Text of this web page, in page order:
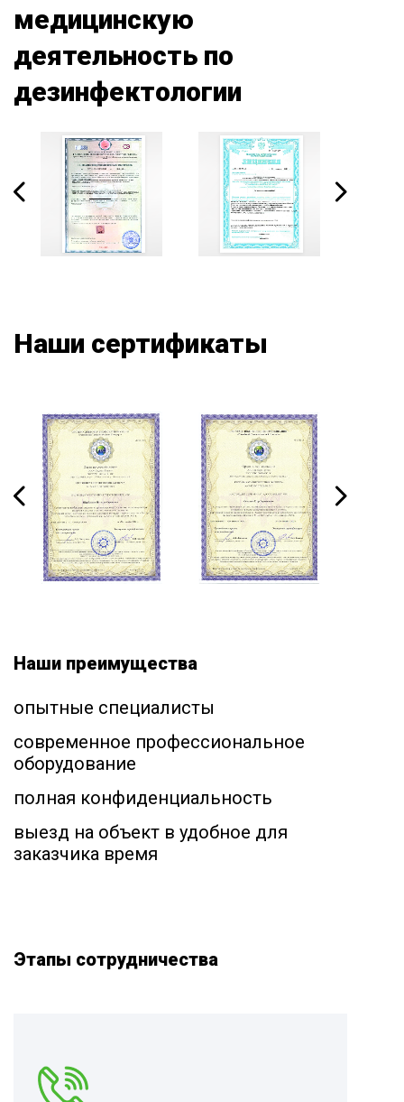
медицинскую
деятельность по
дезинфектологии
Наши сертификаты
Наши преимущества
опытные специалисты
современное профессиональное
оборудование
полная конфиденциальность
выезд на объект в удобное для
заказчика время
Этапы сотрудничества